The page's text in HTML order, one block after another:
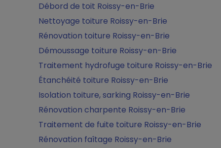
Débord de toit Roissy-en-Brie
Nettoyage toiture Roissy-en-Brie
Rénovation toiture Roissy-en-Brie
Démoussage toiture Roissy-en-Brie
Traitement hydrofuge toiture Roissy-en-Brie
Étanchéité toiture Roissy-en-Brie
Isolation toiture, sarking Roissy-en-Brie
Rénovation charpente Roissy-en-Brie
Traitement de fuite toiture Roissy-en-Brie
Rénovation faîtage Roissy-en-Brie